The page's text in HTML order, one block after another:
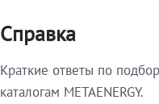
Справка
Краткие ответы по
каталогам METAENERGY.